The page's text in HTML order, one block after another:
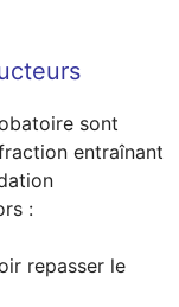
sont
entraînant
:
repasser le